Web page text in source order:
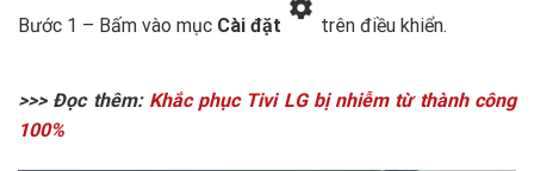
Bước 1 – Bấm vào mục Cài đặt trên điều khiển.
>>> Đọc thêm: Khắc phục Tivi LG bị nhiễm từ thành công
100%